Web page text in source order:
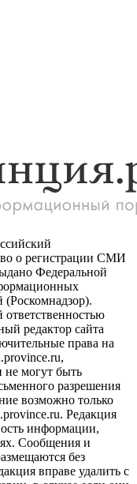
о регистрации СМИ
Федеральной
редактор сайта
права на
могут быть
разрешения
возможно только
Редакция
информации,
Сообщения и
без
вправе удалить с